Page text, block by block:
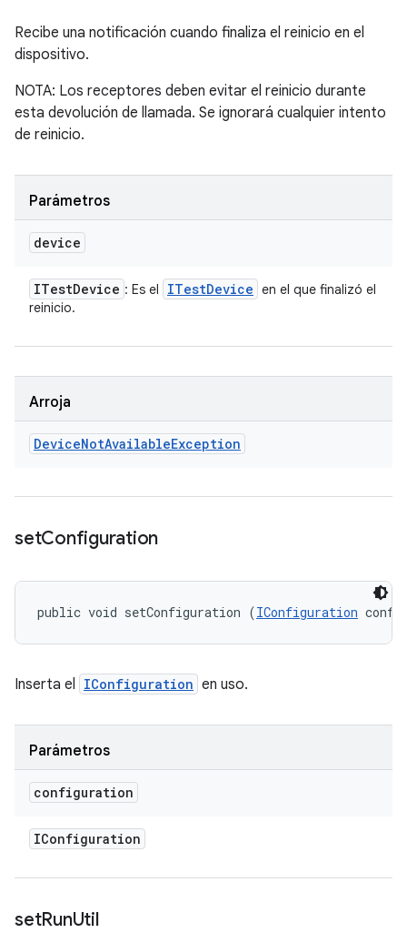
Recibe una notificación cuando finaliza el reinicio en el
dispositivo.
NOTA: Los receptores deben evitar el reinicio durante
esta devolución de llamada. Se ignorará cualquier intento
de reinicio.
Parámetros
device
ITestDevice : Es el ITestDevice en el que finalizó el
reinicio.
Arroja
DeviceNotAvailableException
setConfiguration
public void setConfiguration (IConfiguration
Inserta el IConfiguration en uso.
Parámetros
configuration
IConfiguration
setRunUtil